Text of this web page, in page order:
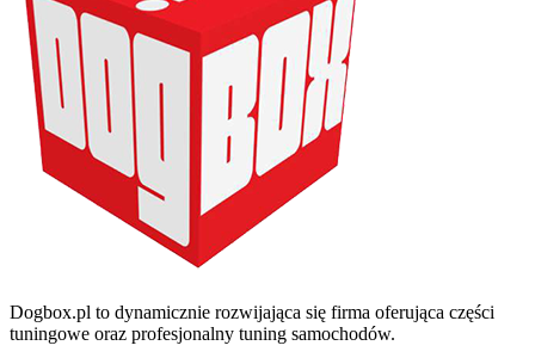
Dogbox.pl to dynamicznie rozwijająca się firma oferująca części
tuningowe oraz profesjonalny tuning samochodów.